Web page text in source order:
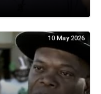
10 May 2026